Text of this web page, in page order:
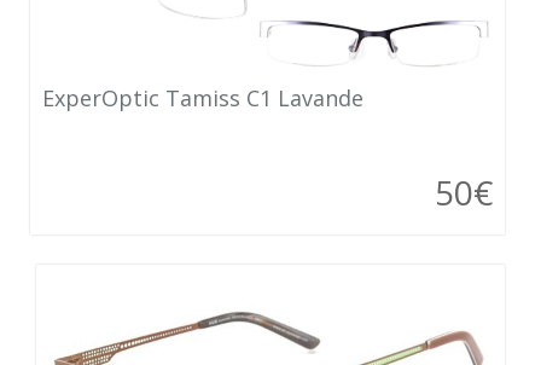
ExperOptic Tamiss C1 Lavande
50€